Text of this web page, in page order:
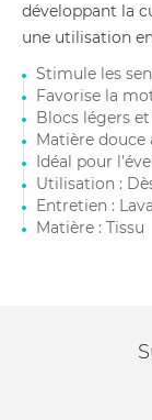
développant la
une utilisation
Stimule les
Favorise la
Blocs légers
Matière
Idéal pour
Utilisation :
Entretien :
Matière : Tissu